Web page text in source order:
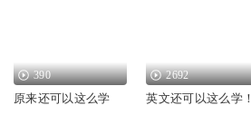
390
原来还可以这么学
2692
英文还可以这么学！